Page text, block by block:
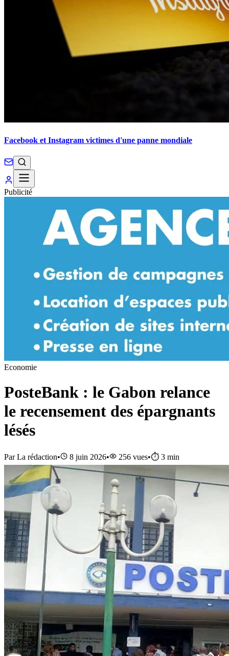
Facebook et Instagram victimes d'une panne mondiale
Publicité
Economie
PosteBank : le Gabon relance
le recensement des épargnants
lésés
ParLa rédaction• 8 juin 2026• 256 vues•⏱️ 3 min